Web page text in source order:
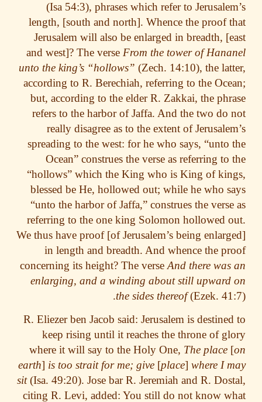
(Isa 54:3), phrases which refer to
length, [south and north]. Whence the proof
Jerusalem will also be enlarged in breadth,
and west]? The verseFrom the tower of
unto the king’s “hollows” (Zech. 14:10), the
according to R. Berechiah, referring to the
but, according to the elder R. Zakkai, the
refers to the harbor of Jaffa. And the two
really disagree as to the extent of
spreading to the west: for he who says,
Ocean” construes the verse as referring
“hollows” which the King who is King of
blessed be He, hollowed out; while he who
“unto the harbor of Jaffa,” construes the
referring to the one king Solomon hollowed
We thus have proof [of Jerusalem’s being
in length and breadth. And whence the
concerning its height? The verseAnd there
enlarging, and a winding about still
the sides thereof (Ezek.
R. Eliezer ben Jacob said: Jerusalem is
keep rising until it reaches the throne of
where it will say to the Holy One,The place
earth ]is too strait for me; give[place]where I
sit(Isa. 49:20). Jose bar R. Jeremiah and R.
citing R. Levi, added: You still do not know